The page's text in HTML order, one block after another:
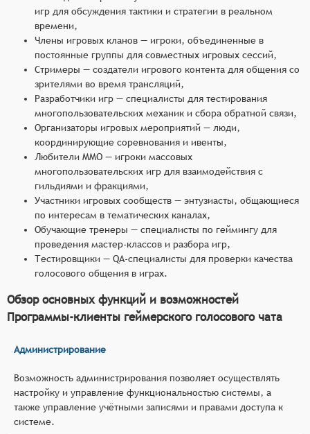
игр для обсуждения тактики и стратегии в реальном
времени,
Члены игровых кланов — игроки, объединенные в
постоянные группы для совместных игровых сессий,
Стримеры — создатели игрового контента для общения со
зрителями во время трансляций,
Разработчики игр — специалисты для тестирования
многопользовательских механик и сбора обратной связи,
Организаторы игровых мероприятий — люди,
координирующие соревнования и ивенты,
Любители MMO — игроки массовых
многопользовательских игр для взаимодействия с
гильдиями и фракциями,
Участники игровых сообществ — энтузиасты, общающиеся
по интересам в тематических каналах,
Обучающие тренеры — специалисты по геймингу для
проведения мастер-классов и разбора игр,
Тестировщики — QA-специалисты для проверки качества
голосового общения в играх.
Обзор основных функций и возможностей
Программы-клиенты геймерского голосового чата
Администрирование
Возможность администрирования позволяет осуществлять
настройку и управление функциональностью системы, а
также управление учётными записями и правами доступа к
системе.